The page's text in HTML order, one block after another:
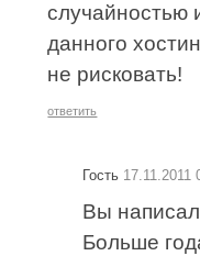
случайностью
данного
не рисковать!
ответить
Гость 17.11.2011
Вы
Больше